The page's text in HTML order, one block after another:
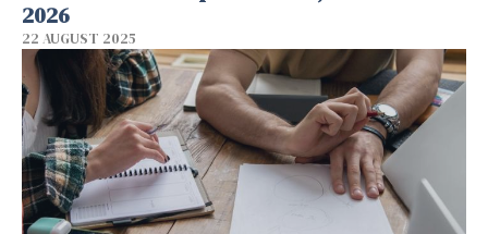
2026
22 AUGUST 2025